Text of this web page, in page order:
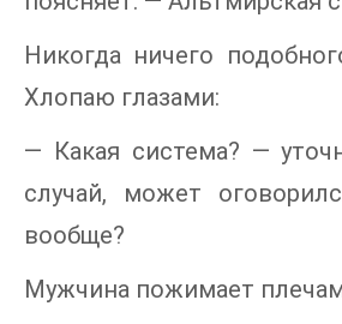
Никогда ничего
Хлопаю глазами:
— Какая система? —
случай, может
вообще?
Мужчина пожимает